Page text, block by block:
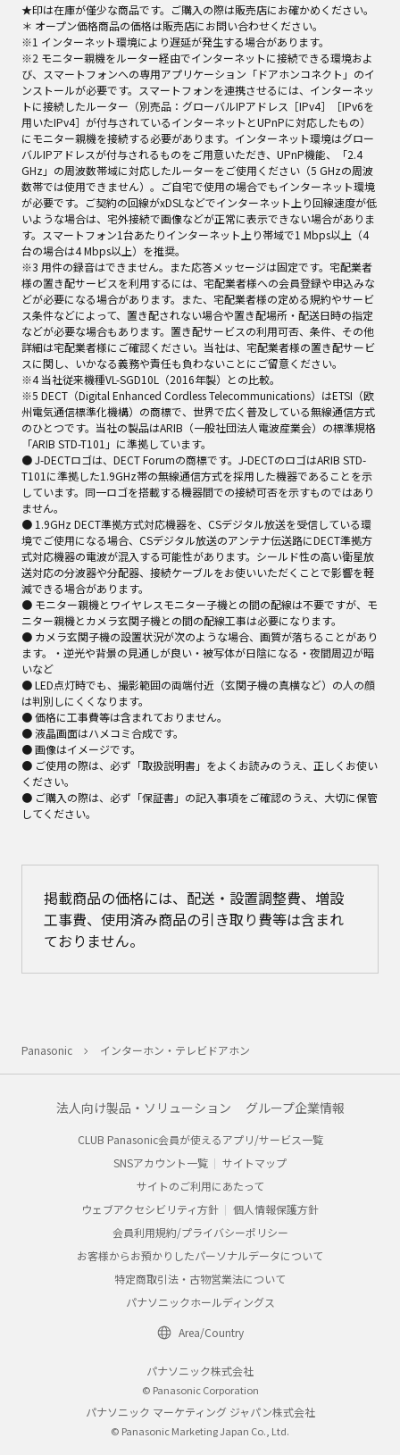
★印は在庫が僅少な商品です。ご購入の際は販売店にお確かめください。
＊ オープン価格商品の価格は販売店にお問い合わせください。
※1 インターネット環境により遅延が発生する場合があります。
※2 モニター親機をルーター経由でインターネットに接続できる環境およ
び、スマートフォンへの専用アプリケーション「ドアホンコネクト」のイ
ンストールが必要です。スマートフォンを連携させるには、インターネッ
トに接続したルーター（別売品：グローバルIPアドレス［IPv4］［IPv6を
用いたIPv4］が付与されているインターネットとUPnPに対応したもの）
にモニター親機を接続する必要があります。インターネット環境はグロー
バルIPアドレスが付与されるものをご用意いただき、UPnP機能、「2.4
GHz」の周波数帯域に対応したルーターをご使用ください（5 GHzの周波
数帯では使用できません）。ご自宅で使用の場合でもインターネット環境
が必要です。ご契約の回線がxDSLなどでインターネット上り回線速度が低
いような場合は、宅外接続で画像などが正常に表示できない場合がありま
す。スマートフォン1台あたりインターネット上り帯域で1 Mbps以上（4
台の場合は4 Mbps以上）を推奨。
※3 用件の録音はできません。また応答メッセージは固定です。宅配業者
様の置き配サービスを利用するには、宅配業者様への会員登録や申込みな
どが必要になる場合があります。また、宅配業者様の定める規約やサービ
ス条件などによって、置き配されない場合や置き配場所・配送日時の指定
などが必要な場合もあります。置き配サービスの利用可否、条件、その他
詳細は宅配業者様にご確認ください。当社は、宅配業者様の置き配サービ
スに関し、いかなる義務や責任も負わないことにご留意ください。
※4 当社従来機種VL-SGD10L（2016年製）との比較。
※5 DECT（Digital Enhanced Cordless Telecommunications）はETSI（欧
州電気通信標準化機構）の商標で、世界で広く普及している無線通信方式
のひとつです。当社の製品はARIB（一般社団法人電波産業会）の標準規格
「ARIB STD-T101」に準拠しています。
● J-DECTロゴは、DECT Forumの商標です。J-DECTのロゴはARIB STD-
T101に準拠した1.9GHz帯の無線通信方式を採用した機器であることを示
しています。同一ロゴを搭載する機器間での接続可否を示すものではあり
ません。
● 1.9GHz DECT準拠方式対応機器を、CSデジタル放送を受信している環
境でご使用になる場合、CSデジタル放送のアンテナ伝送路にDECT準拠方
式対応機器の電波が混入する可能性があります。シールド性の高い衛星放
送対応の分波器や分配器、接続ケーブルをお使いいただくことで影響を軽
減できる場合があります。
● モニター親機とワイヤレスモニター子機との間の配線は不要ですが、モ
ニター親機とカメラ玄関子機との間の配線工事は必要になります。
● カメラ玄関子機の設置状況が次のような場合、画質が落ちることがあり
ます。・逆光や背景の見通しが良い・被写体が日陰になる・夜間周辺が暗
いなど
● LED点灯時でも、撮影範囲の両端付近（玄関子機の真横など）の人の顔
は判別しにくくなります。
● 価格に工事費等は含まれておりません。
● 液晶画面はハメコミ合成です。
● 画像はイメージです。
● ご使用の際は、必ず「取扱説明書」をよくお読みのうえ、正しくお使い
ください。
● ご購入の際は、必ず「保証書」の記入事項をご確認のうえ、大切に保管
してください。
掲載商品の価格には、配送・設置調整費、増設
工事費、使用済み商品の引き取り費等は含まれ
ておりません。
Panasonic インターホン・テレビドアホン
法人向け製品・ソリューション グループ企業情報
CLUB Panasonic会員が使えるアプリ/サービス一覧
SNSアカウント一覧
サイトマップ
サイトのご利用にあたって
ウェブアクセシビリティ方針
個人情報保護方針
会員利用規約/プライバシーポリシー
お客様からお預かりしたパーソナルデータについて
特定商取引法・古物営業法について
パナソニックホールディングス
Area/Country
パナソニック株式会社
© Panasonic Corporation
パナソニック マーケティング ジャパン株式会社
© Panasonic Marketing Japan Co., Ltd.